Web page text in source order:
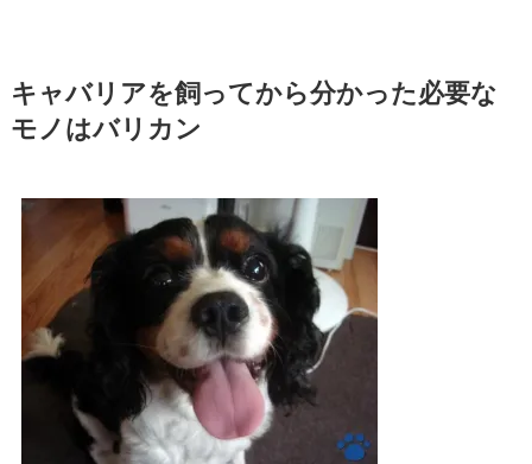
キャバリアを飼ってから分かった必要な
モノはバリカン